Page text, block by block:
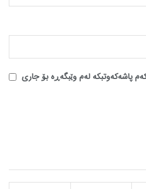
پاشەکەوتبکە لەم وێبگەڕە بۆ جاری